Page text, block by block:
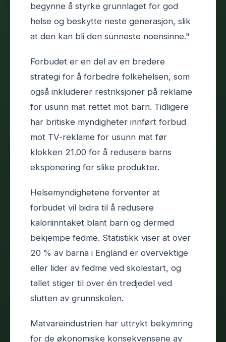
begynne å styrke grunnlaget for god
helse og beskytte neste generasjon, slik
at den kan bli den sunneste noensinne."
Forbudet er en del av en bredere
strategi for å forbedre folkehelsen, som
også inkluderer restriksjoner på reklame
for usunn mat rettet mot barn. Tidligere
har britiske myndigheter innført forbud
mot TV-reklame for usunn mat før
klokken 21.00 for å redusere barns
eksponering for slike produkter.
Helsemyndighetene forventer at
forbudet vil bidra til å redusere
kaloriinntaket blant barn og dermed
bekjempe fedme. Statistikk viser at over
20 % av barna i England er overvektige
eller lider av fedme ved skolestart, og
tallet stiger til over én tredjedel ved
slutten av grunnskolen.
Matvareindustrien har uttrykt bekymring
for de økonomiske konsekvensene av